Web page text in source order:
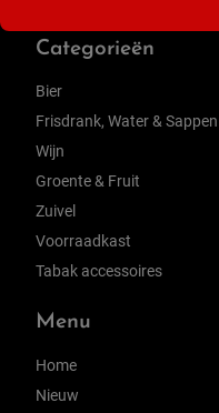
Categorieën
Bier
Frisdrank, Water & Sappen
Wijn
Groente & Fruit
Zuivel
Voorraadkast
Tabak accessoires
Menu
Home
Nieuw